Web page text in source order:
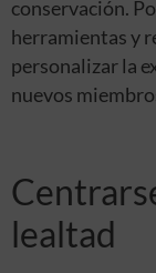
conservación.
herramientas y
personalizar la
nuevos
lealtad